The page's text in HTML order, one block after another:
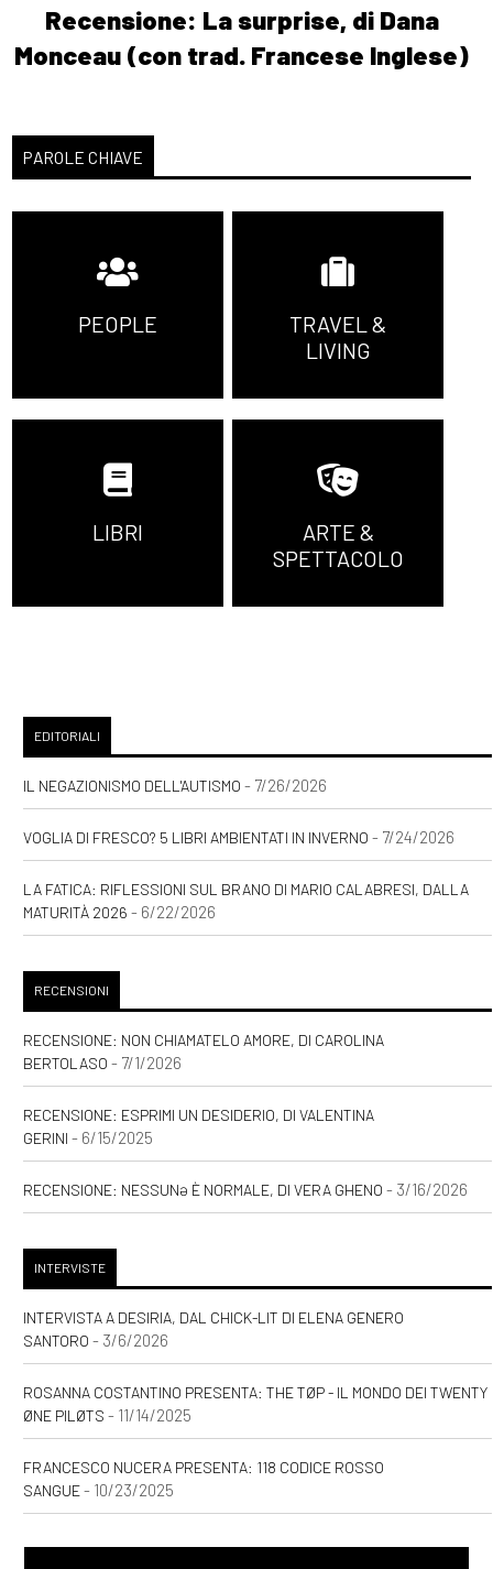
Recensione: La surprise, di Dana
Monceau (con trad. Francese Inglese)
PAROLE CHIAVE
PEOPLE
TRAVEL &
LIVING
LIBRI
ARTE &
SPETTACOLO
EDITORIALI
IL NEGAZIONISMO DELL'AUTISMO - 7/26/2026
VOGLIA DI FRESCO? 5 LIBRI AMBIENTATI IN INVERNO - 7/24/2026
LA FATICA: RIFLESSIONI SUL BRANO DI MARIO CALABRESI, DALLA
MATURITÀ 2026 - 6/22/2026
RECENSIONI
RECENSIONE: NON CHIAMATELO AMORE, DI CAROLINA
BERTOLASO - 7/1/2026
RECENSIONE: ESPRIMI UN DESIDERIO, DI VALENTINA
GERINI - 6/15/2025
RECENSIONE: NESSUNƏ È NORMALE, DI VERA GHENO - 3/16/2026
INTERVISTE
INTERVISTA A DESIRIA, DAL CHICK-LIT DI ELENA GENERO
SANTORO - 3/6/2026
ROSANNA COSTANTINO PRESENTA: THE TØP - IL MONDO DEI TWENTY
ØNE PILØTS - 11/14/2025
FRANCESCO NUCERA PRESENTA: 118 CODICE ROSSO
SANGUE- 10/23/2025